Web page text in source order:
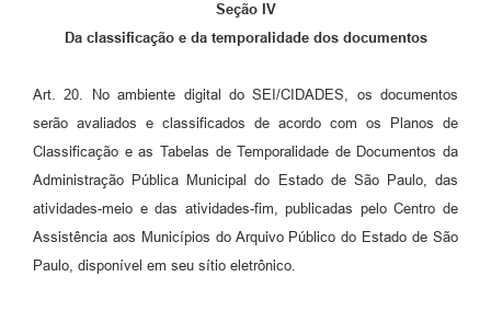
Seção IV
Da classificação e da temporalidade dos documentos
Art. 20. No ambiente digital do SEI/CIDADES, os documentos
serão avaliados e classificados de acordo com os Planos de
Classificação e as Tabelas de Temporalidade de Documentos da
Administração Pública Municipal do Estado de São Paulo, das
atividades-meio e das atividades-fim, publicadas pelo Centro de
Assistência aos Municípios do Arquivo Público do Estado de São
Paulo, disponível em seu sítio eletrônico.